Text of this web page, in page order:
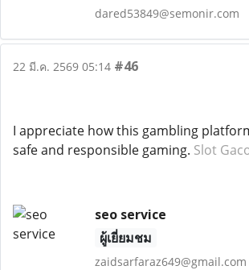
dared53849@semonir.com
22 มี.ค. 2569 05:14 #46
I appreciate how this gambling
safe and responsible gaming. Slot
seo service
ผู้เยี่ยมชม
zaidsarfaraz649@gmail.com